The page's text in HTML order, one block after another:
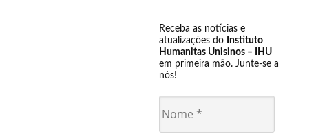
Receba as notícias e
atualizações do Instituto
Humanitas Unisinos – IHU
em primeira mão. Junte-se a
nós!